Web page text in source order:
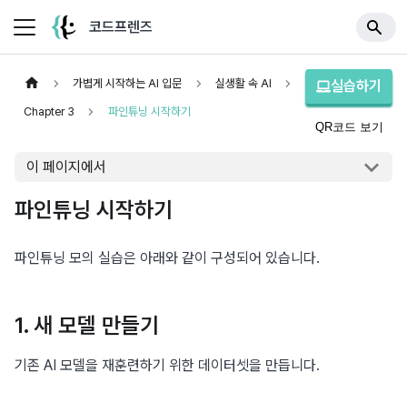
코드프렌즈
가볍게 시작하는 AI 입문 실생활 속 AI
Chapter 3 파인튜닝 시작하기
실습하기
QR코드 보기
이 페이지에서
파인튜닝 시작하기
파인튜닝 모의 실습은 아래와 같이 구성되어 있습니다.
1. 새 모델 만들기
기존 AI 모델을 재훈련하기 위한 데이터셋을 만듭니다.